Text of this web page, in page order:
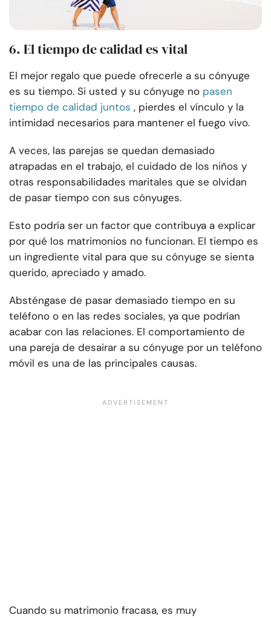
6. El tiempo de calidad es vital
El mejor regalo que puede ofrecerle a su cónyuge
es su tiempo. Si usted y su cónyuge no pasen
tiempo de calidad juntos , pierdes el vínculo y la
intimidad necesarios para mantener el fuego vivo.
A veces, las parejas se quedan demasiado
atrapadas en el trabajo, el cuidado de los niños y
otras responsabilidades maritales que se olvidan
de pasar tiempo con sus cónyuges.
Esto podría ser un factor que contribuya a explicar
por qué los matrimonios no funcionan. El tiempo es
un ingrediente vital para que su cónyuge se sienta
querido, apreciado y amado.
Absténgase de pasar demasiado tiempo en su
teléfono o en las redes sociales, ya que podrían
acabar con las relaciones. El comportamiento de
una pareja de desairar a su cónyuge por un teléfono
móvil es una de las principales causas.
Cuando su matrimonio fracasa, es muy